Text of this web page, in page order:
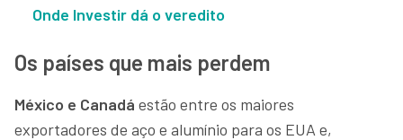
Onde Investir dá o veredito
Os países que mais perdem
México e Canadá estão entre os maiores
exportadores de aço e alumínio para os EUA e,